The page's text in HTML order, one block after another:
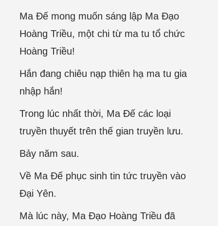
Ma Đế mong muốn sáng lập Ma Đạo
Hoàng Triều, một chi từ ma tu tổ chức
Hoàng Triều!
Hắn đang chiêu nạp thiên hạ ma tu gia
nhập hắn!
Trong lúc nhất thời, Ma Đế các loại
truyền thuyết trên thế gian truyền lưu.
Bảy năm sau.
Về Ma Đế phục sinh tin tức truyền vào
Đại Yên.
Mà lúc này, Ma Đạo Hoàng Triều đã